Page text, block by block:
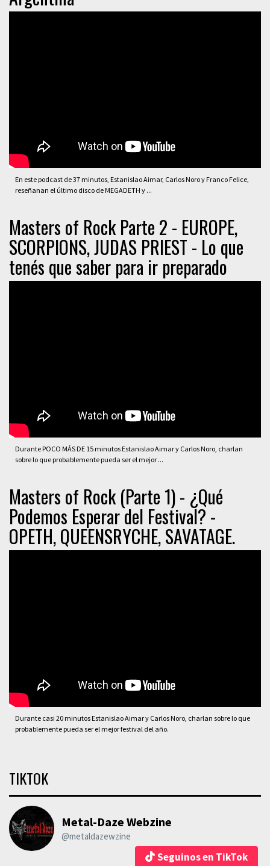
En este podcast de 37 minutos, Estanislao Aimar, Carlos Noro y Franco Felice,
reseñanan el último disco de MEGADETH y ...
Masters of Rock Parte 2 - EUROPE,
SCORPIONS, JUDAS PRIEST - Lo que
tenés que saber para ir preparado
Durante POCO MÁS DE 15 minutos Estanislao Aimar y Carlos Noro, charlan
sobre lo que probablemente pueda ser el mejor ...
Masters of Rock (Parte 1) - ¿Qué
Podemos Esperar del Festival? -
OPETH, QUEENSRYCHE, SAVATAGE.
Durante casi 20 minutos Estanislao Aimar y Carlos Noro, charlan sobre lo que
probablemente pueda ser el mejor festival del año.
TIKTOK
Metal-Daze Webzine
@metaldazewzine
Seguinos en TikTok